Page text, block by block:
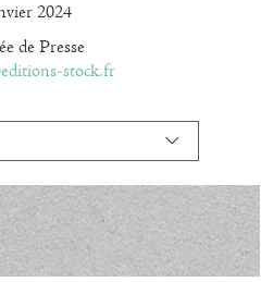
2024
de Presse
stock.fr